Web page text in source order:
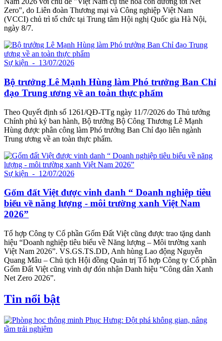
Zero", do Liên đoàn Thương mại và Công nghiệp Việt Nam
(VCCI) chủ trì tổ chức tại Trung tâm Hội nghị Quốc gia Hà Nội,
ngày 8/7.
Sự kiện - 13/07/2026
Bộ trưởng Lê Mạnh Hùng làm Phó trưởng Ban Chỉ
đạo Trung ương về an toàn thực phẩm
Theo Quyết định số 1261/QĐ-TTg ngày 11/7/2026 do Thủ tướng
Chính phủ ký ban hành, Bộ trưởng Bộ Công Thương Lê Mạnh
Hùng được phân công làm Phó trưởng Ban Chỉ đạo liên ngành
Trung ương về an toàn thực phẩm.
Sự kiện - 12/07/2026
Gốm đất Việt được vinh danh “ Doanh nghiệp tiêu
biểu về năng lượng - môi trường xanh Việt Nam
2026”
Tổ hợp Công ty Cổ phần Gốm Đất Việt cũng được trao tặng danh
hiệu “Doanh nghiệp tiêu biểu về Năng lượng – Môi trường xanh
Việt Nam 2026”. VS.GS.TS.DD, Anh hùng Lao động Nguyễn
Quang Mâu – Chủ tịch Hội đồng Quản trị Tổ hợp Công ty Cổ phần
Gốm Đất Việt cũng vinh dự đón nhận Danh hiệu “Công dân Xanh
Net Zero 2026”.
Tin nổi bật